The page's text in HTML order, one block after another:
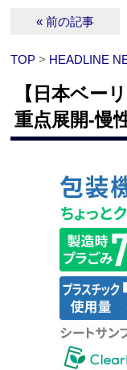
« 前の記事
TOP > HEADLINE
【日本ベー
重点展開‐慢